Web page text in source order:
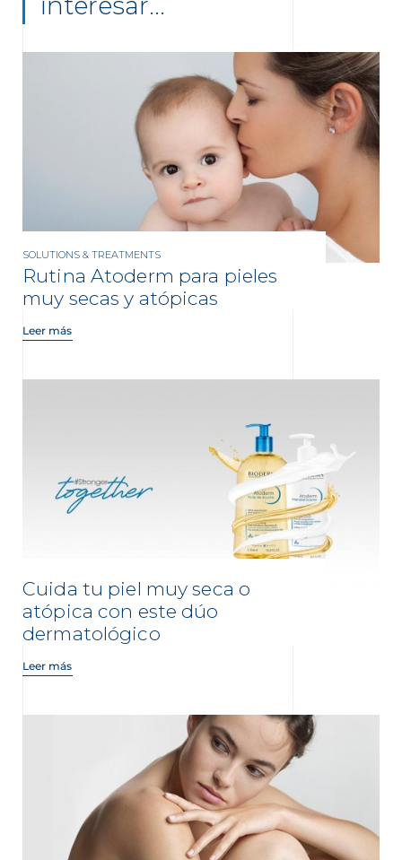
SOLUTIONS & TREATMENTS
Rutina Atoderm para pieles
muy secas y atópicas
Leer más
Cuida tu piel muy seca o
atópica con este dúo
dermatológico
Leer más